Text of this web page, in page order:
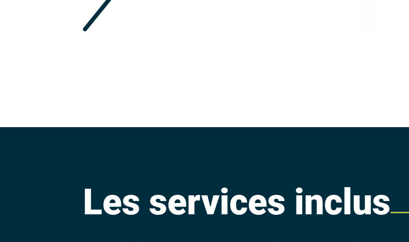
Les services inclus